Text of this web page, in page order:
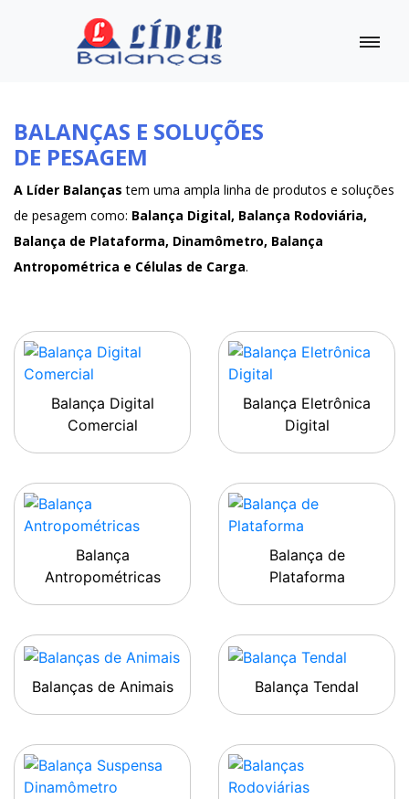
BALANÇAS E SOLUÇÕES
DE PESAGEM
A Líder Balanças tem uma ampla linha de produtos e soluções
de pesagem como: Balança Digital, Balança Rodoviária,
Balança de Plataforma, Dinamômetro, Balança
Antropométrica e Células de Carga.
Balança Digital
Comercial
Balança Eletrônica
Digital
Balança
Antropométricas
Balança de
Plataforma
Balanças de Animais Balança Tendal